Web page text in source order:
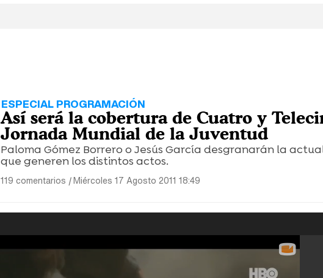
ESPECIAL PROGRAMACIÓN
Así será la cobertura de Cuatro y
Jornada Mundial de la Juventud
Paloma Gómez Borrero o Jesús García desgranarán la
que generen los distintos actos.
119 comentarios |Miércoles 17 Agosto 2011 18:49